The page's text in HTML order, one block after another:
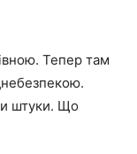
Тепер там
штуки. Що